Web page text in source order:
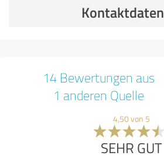
Kontaktdaten
14 Bewertungen aus
1 anderen Quelle
4,50 von 5
SEHR GUT